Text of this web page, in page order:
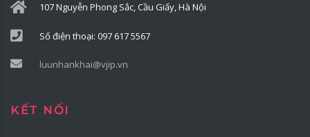
107 Nguyễn Phong Sắc, Cầu Giấy, Hà Nội
Số điện thoại: 097 617 5567
luunhankhai@vjip.vn
KẾT NỐI